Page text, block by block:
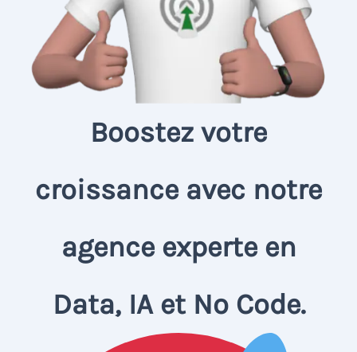
Boostez votre
croissance avec notre
agence experte en
Data, IA et No Code.